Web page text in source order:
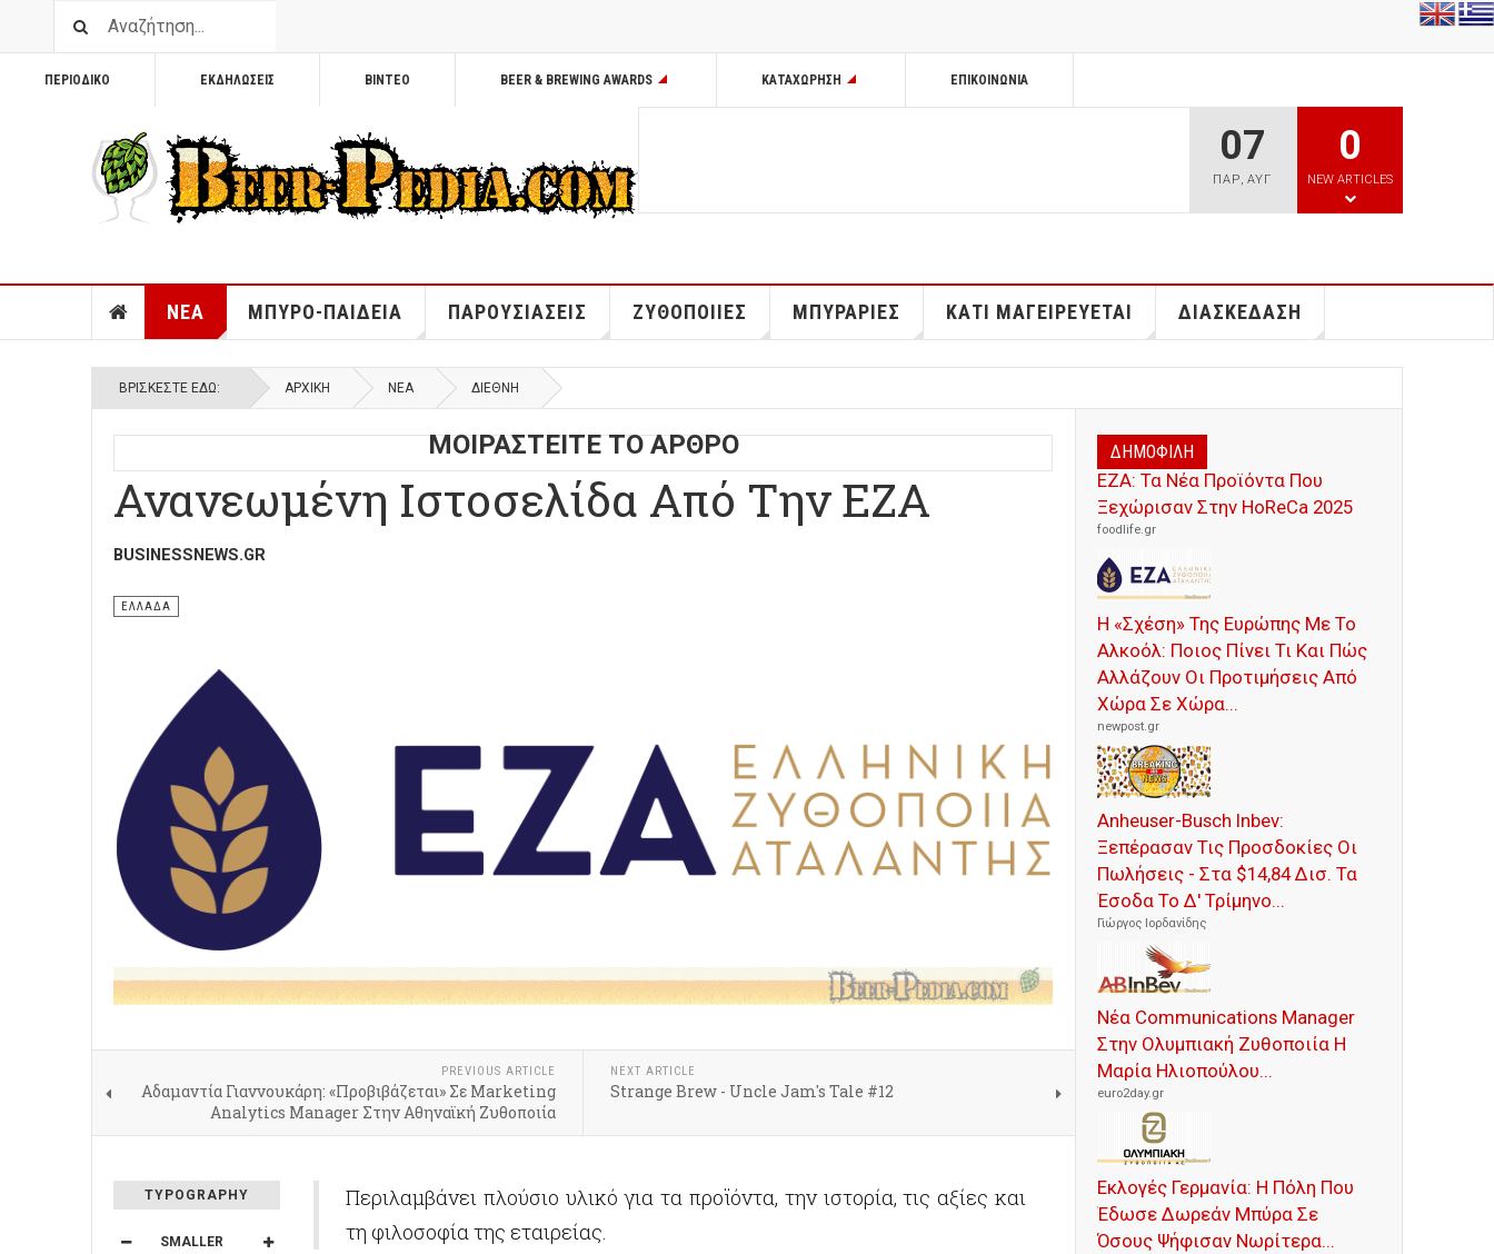
ΠΕΡΙΟΔΙΚΟ ΕΚΔΗΛΩΣΕΙΣ ΒΙΝΤΕΟ BEER & BREWING AWARDS ΚΑΤΑΧΩΡΗΣΗ ΕΠΙΚΟΙΝΩΝΊΑ
07
ΠΑΡ,ΑΥΓ
0
NEW ARTICLES
ΝΕΑ ΜΠΥΡΟ-ΠΑΙΔΕΙΑ ΠΑΡΟΥΣΙΑΣΕΙΣ ΖΥΘΟΠΟΙΙΕΣ ΜΠΥΡΑΡΙΕΣ ΚΑΤΙ ΜΑΓΕΙΡΕΥΕΤΑΙ ΔΙΑΣΚΕΔΑΣΗ
ΒΡΊΣΚΕΣΤΕ ΕΔΏ: ΑΡΧΙΚΉ ΝΕΑ ΔΙΕΘΝΗ
ΜΟΙΡΑΣΤΕΙΤΕ ΤΟ ΑΡΘΡΟ
Ανανεωμένη Ιστοσελίδα Από Την ΕΖΑ
BUSINESSNEWS.GR
ΕΛΛΑΔΑ
PREVIOUS ARTICLE
Aδαμαντία Γιαννουκάρη: «Προβιβάζεται» Σε Marketing
Analytics Manager Στην Αθηναϊκή Ζυθοποιία
NEXT ARTICLE
Strange Brew - Uncle Jam's Tale #12
TYPOGRAPHY
SMALLER
Περιλαμβάνει πλούσιο υλικό για τα προϊόντα, την ιστορία, τις αξίες και
τη φιλοσοφία της εταιρείας.
ΔΗΜΟΦΙΛΗ
ΕΖΑ: Τα Νέα Προϊόντα Που
Ξεχώρισαν Στην HoReCa 2025
foodlife.gr
Η «Σχέση» Της Ευρώπης Με Το
Αλκοόλ: Ποιος Πίνει Τι Και Πώς
Αλλάζουν Οι Προτιμήσεις Από
Χώρα Σε Χώρα...
newpost.gr
Anheuser-Busch Inbev:
Ξεπέρασαν Τις Προσδοκίες Οι
Πωλήσεις - Στα $14,84 Δισ. Τα
Έσοδα Το Δ' Τρίμηνο...
Γιώργος Ιορδανίδης
Νέα Communications Manager
Στην Ολυμπιακή Ζυθοποιία Η
Μαρία Ηλιοπούλου...
euro2day.gr
Εκλογές Γερμανία: Η Πόλη Που
Έδωσε Δωρεάν Μπύρα Σε
Όσους Ψήφισαν Νωρίτερα...